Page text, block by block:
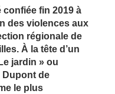
confiée fin 2019 à
des violences aux
régionale de
À la tête d’un
jardin » ou
Dupont de
le plus